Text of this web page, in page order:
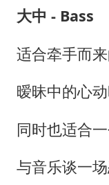
大中 - Bass
适合牵手而
暧昧中的心
同时也适合
与音乐谈一